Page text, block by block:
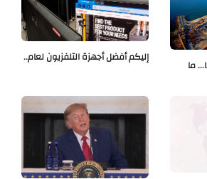
إليكم أفضل أجهزة التلفزيون لعام..
ما